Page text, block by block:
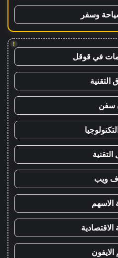
وسفر
!
في قوقل
التقنية
سفن
التقنية
ويب
الاسهم
الايفون